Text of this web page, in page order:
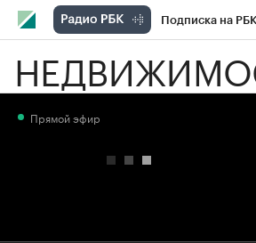
Подписка на РБК
РБК Вино
Прямой эфир